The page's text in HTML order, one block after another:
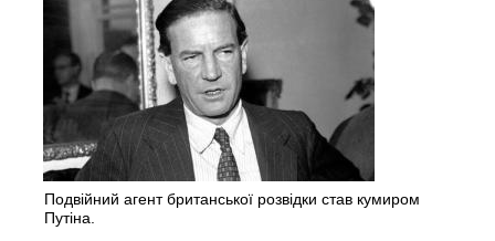
Подвійний агент британської розвідки став кумиром
Путіна.